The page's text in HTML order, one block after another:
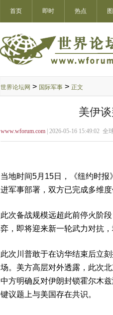
首页 即时 热点
世界论坛网 > 国际军事 > 正文
美伊
www.wforum.com | 2026-05-16 15:49:02 全
当地时间5月15日，《纽约时
进军事部署，双方已完成多维
此次备战规模远超此前停火阶
弈，即将迎来新一轮武力对抗
此次川普敢于在访华结束后立
场。美方高层对外透露，此次
中方明确反对伊朗封锁霍尔木
键议题上与美国存在共识。